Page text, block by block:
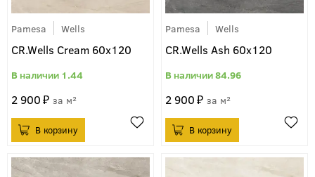
Pamesa Wells
CR.Wells Cream 60x120
1.44
2 900 м²
Pamesa Wells
CR.Wells Ash 60x120
84.96
2 900 м²